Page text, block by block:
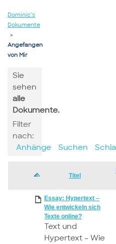
Dominic’s
Dokumente
▸
Angefangen
von Mir
Sie
sehen
alle
Dokumente.
Filter
nach:
Anhänge
Suchen
Titel
Essay: Hypertext –
Wie entwickeln sich
Texte online?
Text und
Hypertext – Wie